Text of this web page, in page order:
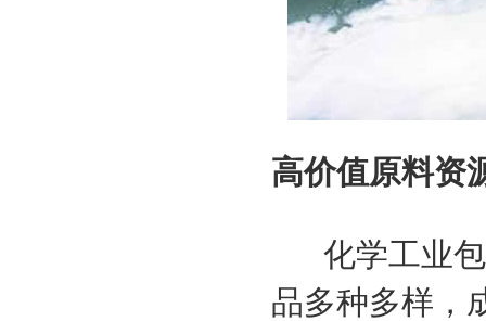
高价值原料资
化学工业包
品多种多样，